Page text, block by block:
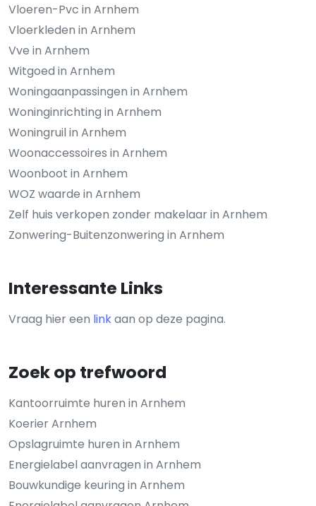
Vloeren-Pvc in Arnhem
Vloerkleden in Arnhem
Vve in Arnhem
Witgoed in Arnhem
Woningaanpassingen in Arnhem
Woninginrichting in Arnhem
Woningruil in Arnhem
Woonaccessoires in Arnhem
Woonboot in Arnhem
WOZ waarde in Arnhem
Zelf huis verkopen zonder makelaar in Arnhem
Zonwering-Buitenzonwering in Arnhem
Interessante Links
Vraag hier een linkaan op deze pagina.
Zoek op trefwoord
Kantoorruimte huren in Arnhem
Koerier Arnhem
Opslagruimte huren in Arnhem
Energielabel aanvragen in Arnhem
Bouwkundige keuring in Arnhem